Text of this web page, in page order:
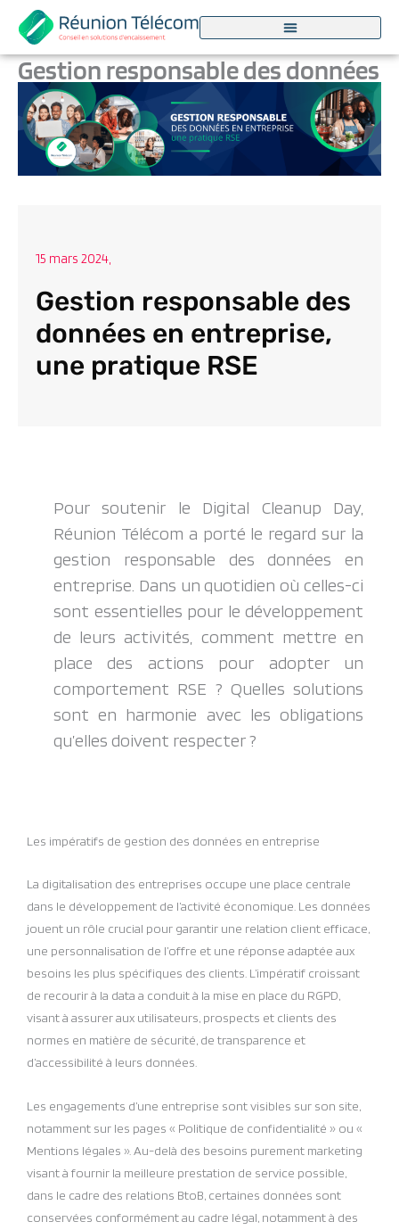
contenu
Gestion responsable des données
en entreprise, une pratique RSE
ParMarjorie Dufour/15 mars 2024
15 mars 2024,
Gestion responsable des
données en entreprise,
une pratique RSE
Pour soutenir le Digital Cleanup Day,
Réunion Télécom a porté le regard sur la
gestion responsable des données en
entreprise. Dans un quotidien où celles-ci
sont essentielles pour le développement
de leurs activités, comment mettre en
place des actions pour adopter un
comportement RSE ? Quelles solutions
sont en harmonie avec les obligations
qu’elles doivent respecter ?
Les impératifs de gestion des données en entreprise
La digitalisation des entreprises occupe une place centrale
dans le développement de l’activité économique. Les données
jouent un rôle crucial pour garantir une relation client efficace,
une personnalisation de l’offre et une réponse adaptée aux
besoins les plus spécifiques des clients. L’impératif croissant
de recourir à la data a conduit à la mise en place du RGPD,
visant à assurer aux utilisateurs, prospects et clients des
normes en matière de sécurité, de transparence et
d’accessibilité à leurs données.
Les engagements d’une entreprise sont visibles sur son site,
notamment sur les pages « Politique de confidentialité » ou «
Mentions légales ». Au-delà des besoins purement marketing
visant à fournir la meilleure prestation de service possible,
dans le cadre des relations BtoB, certaines données sont
conservées conformément au cadre légal, notamment à des